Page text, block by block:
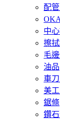
配
中
擦
毛
油品
車刀
美
鋸條
鑽